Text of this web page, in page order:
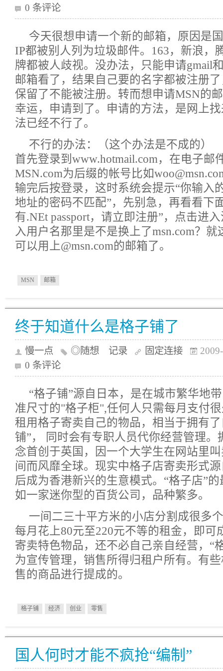
0 条评论
今天很想申请一个新的邮箱，原因是
IP都被别人列为垃圾邮件。163，新浪，
牌都被人歧视。没办法，只能申请gmail
邮箱看了，结果自己要的名字都被注册
保留了不能被注册。转而想申请MSN的
幸运，申请到了。申请的方法，是网上
法已经不行了。
不行的办法：（这个办法是不成的）
首先登录到www.hotmail.com，在电子邮
MSN.com为后缀的帐号比如
输完后按登录，这时系统会提示“你输入
地址的密码不匹配”，先别急，再看看下
有.NEt passport，请立即注册”，点击进
入用户名那里是不是换上了msn.com？
可以用上@msn.com的邮箱了。
MSN 邮箱
终于知道什么是格子铺了
慢一点 ◎随想 记录 固定连接
0 条评论
“格子铺”源自日本，是在城市繁华地
准尺寸的"格子柜",任何人只需每月支付
租用格子寄卖自己的物品，相当于拥有
铺”， 同时会有专职人员代你经营管理。
念首创于英国，因一个大学生在网站里
间而风靡全球。现实中格子店寄卖形式
后成为香港新兴的生意模式。“格子店”
如一家迷你型的百货公司，品种繁多。
一间二三十平方米的小店分割成很多
每月花上80元至220元不等的租金，即可
寄卖特色物品，还不必自己亲自经营，“
为宣传管理，销售所得归租户所有。有
售的商品进行提成的。
格子铺 经济 创业 零售
国人何时才能不疯抢“编制”